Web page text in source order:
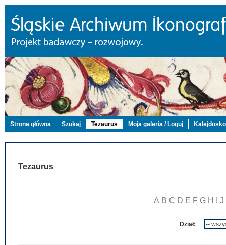
Strona główna Szukaj Tezaurus Moja galeria / Loguj
Tezaurus
A B C D E F G H J
Dział: